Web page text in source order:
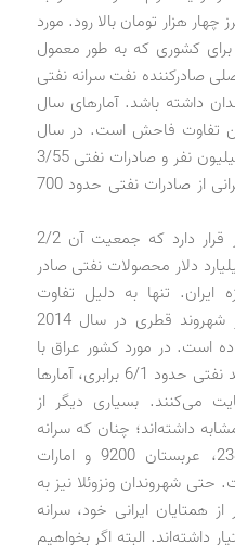
چهار هزار تومان بالا رود. مورد
کشوری که به طور معمول
صادرکننده نفت سرانه نفتی
داشته باشد. آمارهای سال
این تفاوت فاحش است. در سال
2014 جمعیت ایران حدود 3/77 میلیون نفر و صادرات نفتی 3/55
میلیارد دلار بوده؛ این یعنی هر ایرانی از صادرات نفتی حدود 700
در نقطه مقابل کشوری مثل قطر قرار دارد که جمعیت آن 2/2
نفر بوده و معادل 9/56 میلیارد دلار محصولات نفتی صادر
ایران. تنها به دلیل تفاوت
جمعیت، سرانه صادرات نفتی هر شهروند قطری در سال 2014
بوده است. در مورد کشور عراق با
جمعیت کمتر از نصف ایران و درآمد نفتی حدود 6/1 برابری، آمارها
دلاری حکایت می‌کنند. بسیاری دیگر از
داشته‌اند؛ چنان که سرانه
درآمدهای نفتی برای کویت 23800، عربستان 9200 و امارات
بوده است. حتی شهروندان ونزوئلا نیز به
همتایان ایرانی خود، سرانه
داشته‌اند. البته اگر بخواهیم